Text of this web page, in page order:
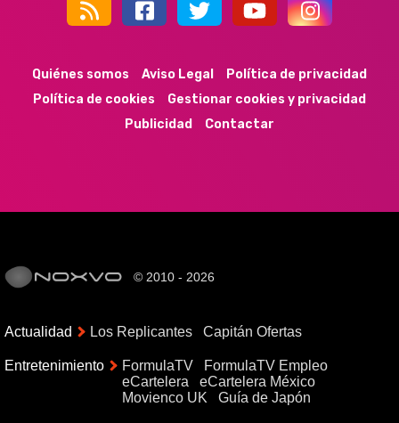
44k 9k 35k 352
Quiénes somos Aviso Legal
Política de privacidad
Política de cookies
Gestionar cookies y privacidad
Publicidad
Contactar
© 2010 - 2026
Actualidad Los Replicantes Capitán Ofertas
Entretenimiento FormulaTV
FormulaTV Empleo
eCartelera
eCartelera México
Movienco UK
Guía de Japón